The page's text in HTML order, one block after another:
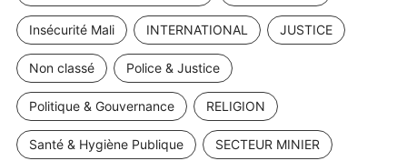
Insécurité Mali INTERNATIONAL JUSTICE
Non classé Police & Justice
Politique & Gouvernance RELIGION
Santé & Hygiène Publique SECTEUR MINIER